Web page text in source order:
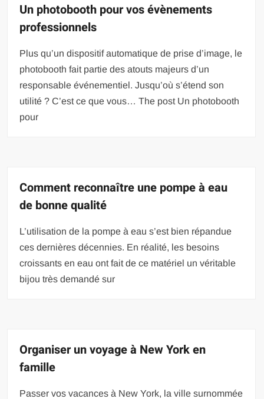
Un photobooth pour vos évènements
professionnels
Plus qu’un dispositif automatique de prise d’image, le
photobooth fait partie des atouts majeurs d’un
responsable événementiel. Jusqu’où s’étend son
utilité ? C’est ce que vous… The post Un photobooth
pour
Comment reconnaître une pompe à eau
de bonne qualité
L’utilisation de la pompe à eau s’est bien répandue
ces dernières décennies. En réalité, les besoins
croissants en eau ont fait de ce matériel un véritable
bijou très demandé sur
Organiser un voyage à New York en
famille
Passer vos vacances à New York, la ville surnommée